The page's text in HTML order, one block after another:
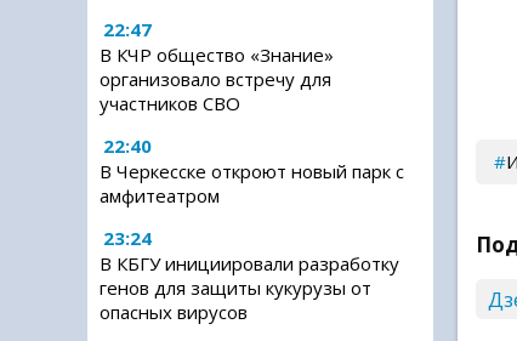
22:47
В КЧР общество «Знание»
организовало встречу для
участников СВО
22:40
В Черкесске откроют новый парк с
амфитеатром
23:24
В КБГУ инициировали разработку
генов для защиты кукурузы от
опасных вирусов